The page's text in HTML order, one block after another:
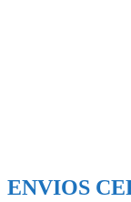
ENVIOS